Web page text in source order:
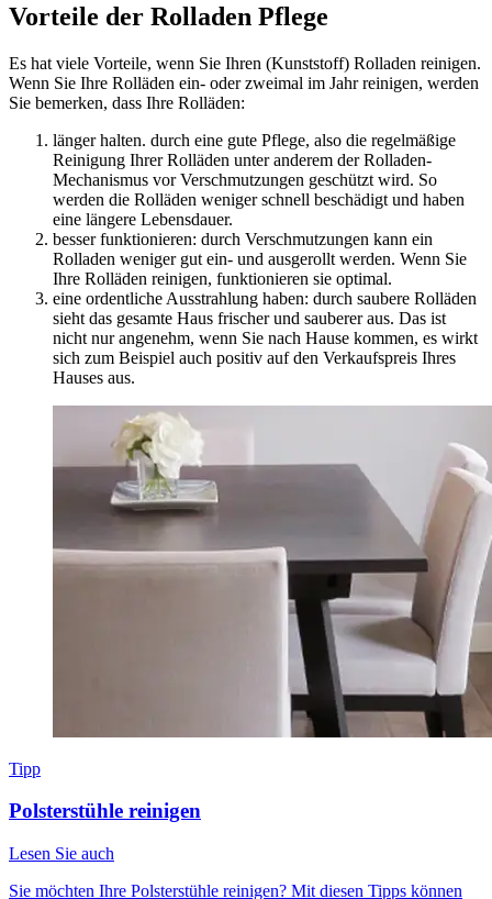
Vorteile der Rolladen Pflege
Es hat viele Vorteile, wenn Sie Ihren (Kunststoff) Rolladen reinigen.
Wenn Sie Ihre Rolläden ein- oder zweimal im Jahr reinigen, werden
Sie bemerken, dass Ihre Rolläden:
länger halten. durch eine gute Pflege, also die regelmäßige
Reinigung Ihrer Rolläden unter anderem der Rolladen-
Mechanismus vor Verschmutzungen geschützt wird. So
werden die Rolläden weniger schnell beschädigt und haben
eine längere Lebensdauer.
besser funktionieren: durch Verschmutzungen kann ein
Rolladen weniger gut ein- und ausgerollt werden. Wenn Sie
Ihre Rolläden reinigen, funktionieren sie optimal.
eine ordentliche Ausstrahlung haben: durch saubere Rolläden
sieht das gesamte Haus frischer und sauberer aus. Das ist
nicht nur angenehm, wenn Sie nach Hause kommen, es wirkt
sich zum Beispiel auch positiv auf den Verkaufspreis Ihres
Hauses aus.
Tipp
Polsterstühle reinigen
Lesen Sie auch
Sie möchten Ihre Polsterstühle reinigen? Mit diesen Tipps können